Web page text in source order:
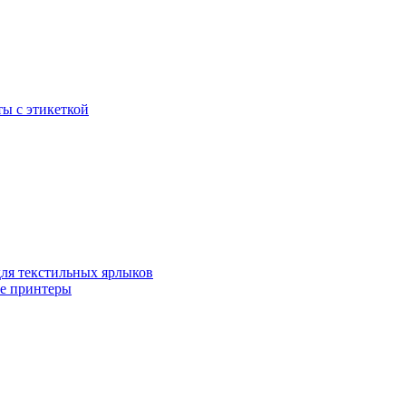
с этикеткой
текстильных ярлыков
принтеры